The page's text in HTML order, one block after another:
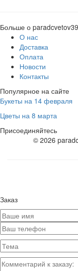
Больше о
О нас
Доставка
Оплата
Новости
Контакты
Популярное на сайте
Букеты на 14 февраля
Цветы на 8 марта
Присоединяйтесь
© 2026
Заказ